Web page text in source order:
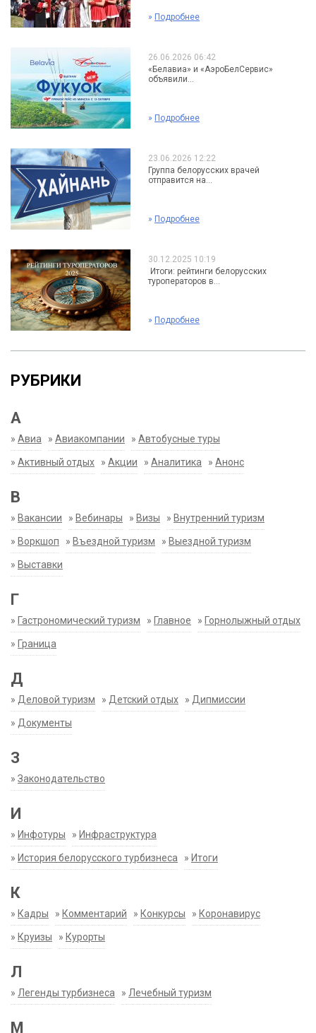
» Подробнее
26.06.2026 06:42
«Белавиа» и «АэроБелСервис»
объявили...
» Подробнее
23.06.2026 12:22
Группа белорусских врачей
отправится на...
» Подробнее
30.12.2025 10:19
Итоги: рейтинги белорусских
туроператоров в...
» Подробнее
РУБРИКИ
А
» Авиа » Авиакомпании » Автобусные туры
» Активный отдых » Акции » Аналитика » Анонс
В
» Вакансии » Вебинары » Визы » Внутренний туризм
» Воркшоп » Въездной туризм » Выездной туризм
» Выставки
Г
» Гастрономический туризм » Главное » Горнолыжный отдых
» Граница
Д
» Деловой туризм » Детский отдых » Дипмиссии
» Документы
З
» Законодательство
И
» Инфотуры » Инфраструктура
» История белорусского турбизнеса » Итоги
К
» Кадры » Комментарий » Конкурсы » Коронавирус
» Круизы » Курорты
Л
» Легенды турбизнеса » Лечебный туризм
М